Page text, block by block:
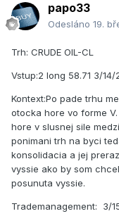
papo33
Odesláno 19.
Trh: CRUDE OIL-CL
Vstup:2 long 58.71 3/14/
Kontext:Po pade trhu
otocka hore vo forme
hore v slusnej sile
ponimani trh na byci
konsolidacia a jej
vyssie ako by som
posunuta vyssie.
Trademanagement: 3/